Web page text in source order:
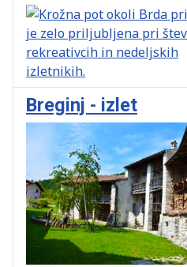
Breginj - izlet